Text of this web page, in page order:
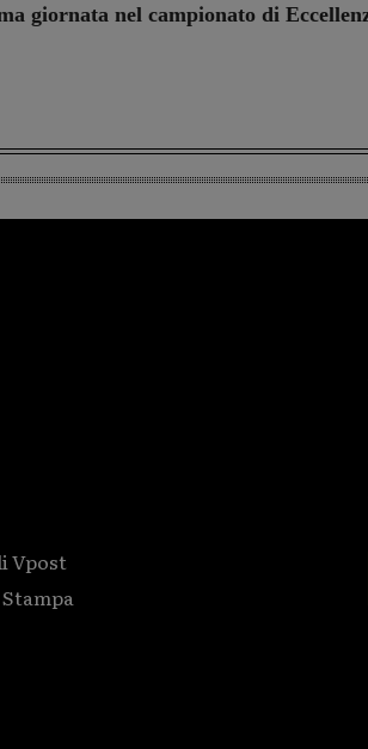
giornata nel campionato di
Vpost